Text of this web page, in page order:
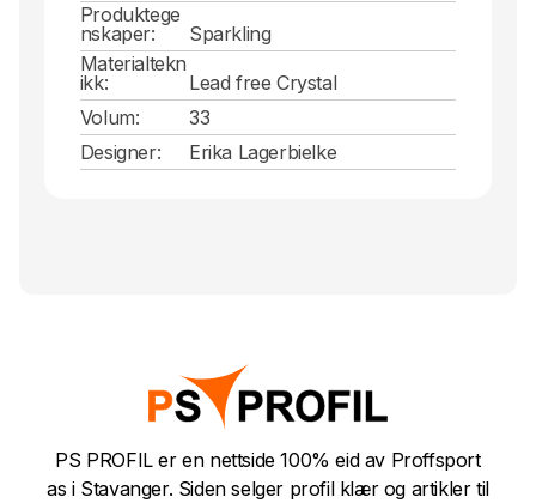
Produktege
nskaper:
Sparkling
Materialtekn
ikk:
Lead free Crystal
Volum:
33
Designer:
Erika Lagerbielke
PS PROFIL er en nettside 100% eid av Proffsport
as i Stavanger. Siden selger profil klær og artikler til